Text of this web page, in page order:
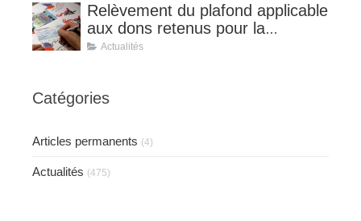
Relèvement du plafond applicable
aux dons retenus pour la
détermination de la réduction
Actualités
Catégories
Articles permanents (4)
Actualités (475)